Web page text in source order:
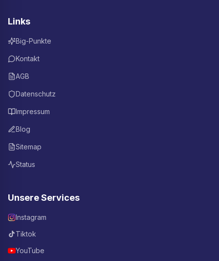
Links
Big-Punkte
Kontakt
AGB
Datenschutz
Impressum
Blog
Sitemap
Status
Unsere Services
Instagram
Tiktok
YouTube